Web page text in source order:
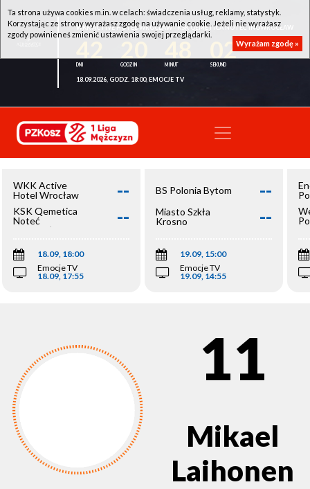
WKK ACTIVE HOTEL WROCŁAW - KSK QEMETICA NOTEĆ INOWROCŁAW
02
18.09.2026, GODZ. 18:00, EMOCJE TV
WKK Active
Hotel Wrocław
--
KSK Qemetica
Noteć
Inowrocław
--
18.09, 18:00
Emocje TV
18.09, 17:55
BS Polonia Bytom --
Miasto Szkła
Krosno
--
19.09, 15:00
Emocje TV
19.09, 14:55
11
Mikael
Laihonen
Ta strona używa cookies m.in. w celach: świadczenia usług, reklamy, statystyk.
Korzystając ze strony wyrażasz zgodę na używanie cookie. Jeżeli nie wyrażasz
zgody powinieneś zmienić ustawienia swojej przeglądarki.
Wyrażam zgodę »